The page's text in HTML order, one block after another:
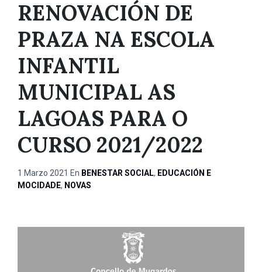
RENOVACIÓN DE
PRAZA NA ESCOLA
INFANTIL
MUNICIPAL AS
LAGOAS PARA O
CURSO 2021/2022
1 Marzo 2021 En BENESTAR SOCIAL, EDUCACIÓN E
MOCIDADE, NOVAS